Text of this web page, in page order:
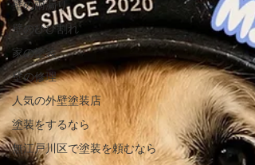
壁の雨漏り
壁のひび割れ
家の塗装
壁の修理
人気の外壁塗装店
塗装をするなら
無江戸川区で塗装を頼むなら